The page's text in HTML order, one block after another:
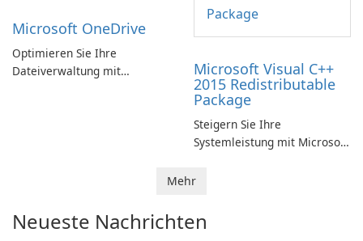
Microsoft OneDrive
Optimieren Sie Ihre
Dateiverwaltung mit
Microsoft Visual C++
2015 Redistributable
Package
Steigern Sie Ihre
Systemleistung mit Microsoft
Redistributable Package!
Mehr
Neueste Nachrichten